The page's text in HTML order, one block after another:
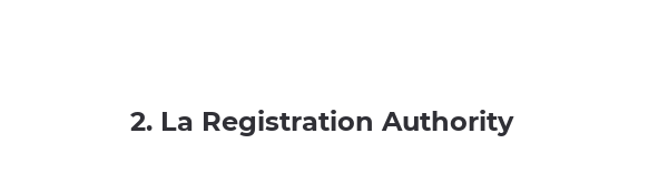
2. La Registration Authority